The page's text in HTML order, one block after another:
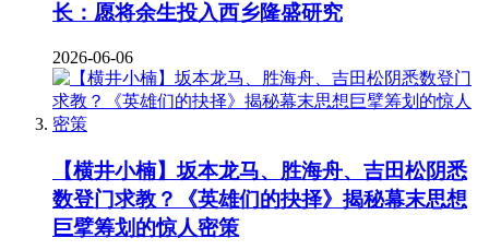
长：愿将余生投入西乡隆盛研究
2026-06-06
【横井小楠】坂本龙马、胜海舟、吉田松阴悉
数登门求教？《英雄们的抉择》揭秘幕末思想
巨擘筹划的惊人密策